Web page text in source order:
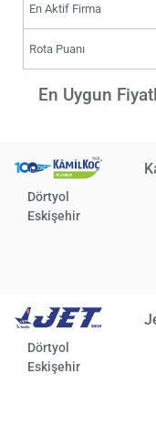
En Aktif Firma
Rota Puanı
En Uygun
Dörtyol
Eskişehir
Dörtyol
Eskişehir